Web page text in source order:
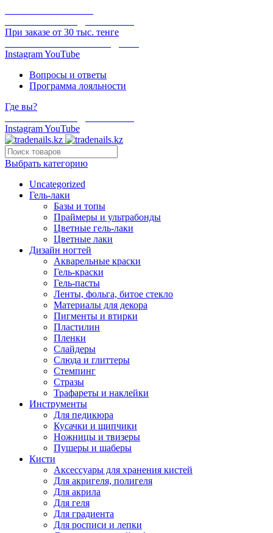
При заказе от 30 тыс. тенге
InstagramYouTube
Вопросы и ответы
Программа лояльности
Где вы?
InstagramYouTube
Выбрать категорию
Uncategorized
Гель-лаки
Базы и топы
Праймеры и ультрабонды
Цветные гель-лаки
Цветные лаки
Дизайн ногтей
Акварельные краски
Гель-краски
Гель-пасты
Ленты, фольга, битое стекло
Материалы для декора
Пигменты и втирки
Пластилин
Пленки
Слайдеры
Слюда и глиттеры
Стемпинг
Стразы
Трафареты и наклейки
Инструменты
Для педикюра
Кусачки и щипчики
Ножницы и твизеры
Пушеры и шаберы
Кисти
Аксессуары для хранения кистей
Для акригеля, полигеля
Для акрила
Для геля
Для градиента
Для росписи и лепки